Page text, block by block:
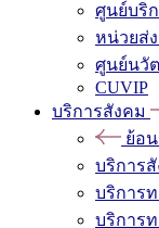
ศูนย์บริ
หน่วยส่
ศูนย์นวัต
CUVIP
บริการสังคม
ย้อ
บริการ
บริการ
บริการ